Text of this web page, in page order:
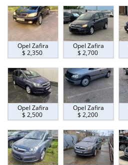
Opel Zafira
$ 2,350
Opel Zafira
$ 2,700
Opel Zafira
$ 2,500
Opel Zafira
$ 2,200